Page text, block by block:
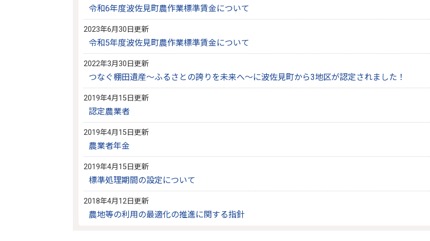
令和6年度波佐見町農作業標準賃金について
2023年6月30日更新
令和5年度波佐見町農作業標準賃金について
2022年3月30日更新
つなぐ棚田遺産～ふるさとの誇りを未来へ～に波佐見町から3地区が認定されました！
2019年4月15日更新
認定農業者
2019年4月15日更新
農業者年金
2019年4月15日更新
標準処理期間の設定について
2018年4月12日更新
農地等の利用の最適化の推進に関する指針